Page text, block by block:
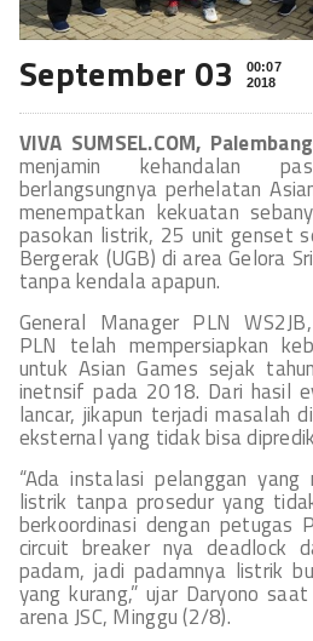
September 03
00:07
2018
VIVA SUMSEL.COM, Palembang
menjamin kehandalan
berlangsungnya perhelatan
menempatkan kekuatan
pasokan listrik, 25 unit genset
Bergerak (UGB) di area Gelora
tanpa kendala apapun.
General Manager PLN
PLN telah mempersiapkan
untuk Asian Games sejak
inetnsif pada 2018. Dari hasil
lancar, jikapun terjadi masalah
eksternal yang tidak bisa
“Ada instalasi pelanggan yang
listrik tanpa prosedur yang
berkoordinasi dengan petugas
circuit breaker nya deadlock
padam, jadi padamnya listrik
yang kurang,” ujar Daryono
arena JSC, Minggu (2/8).